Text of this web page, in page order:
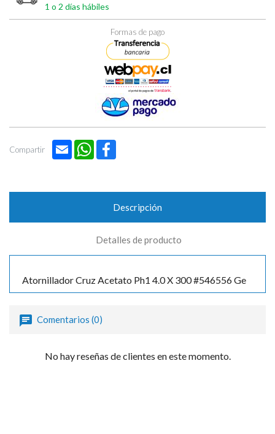
1 o 2 días hábiles
Formas de pago
Compartir Email WhatsApp
Descripción
Detalles de producto
Atornillador Cruz Acetato Ph1 4.0 X 300 #546556 Ge
Comentarios (0)
No hay reseñas de clientes en este momento.